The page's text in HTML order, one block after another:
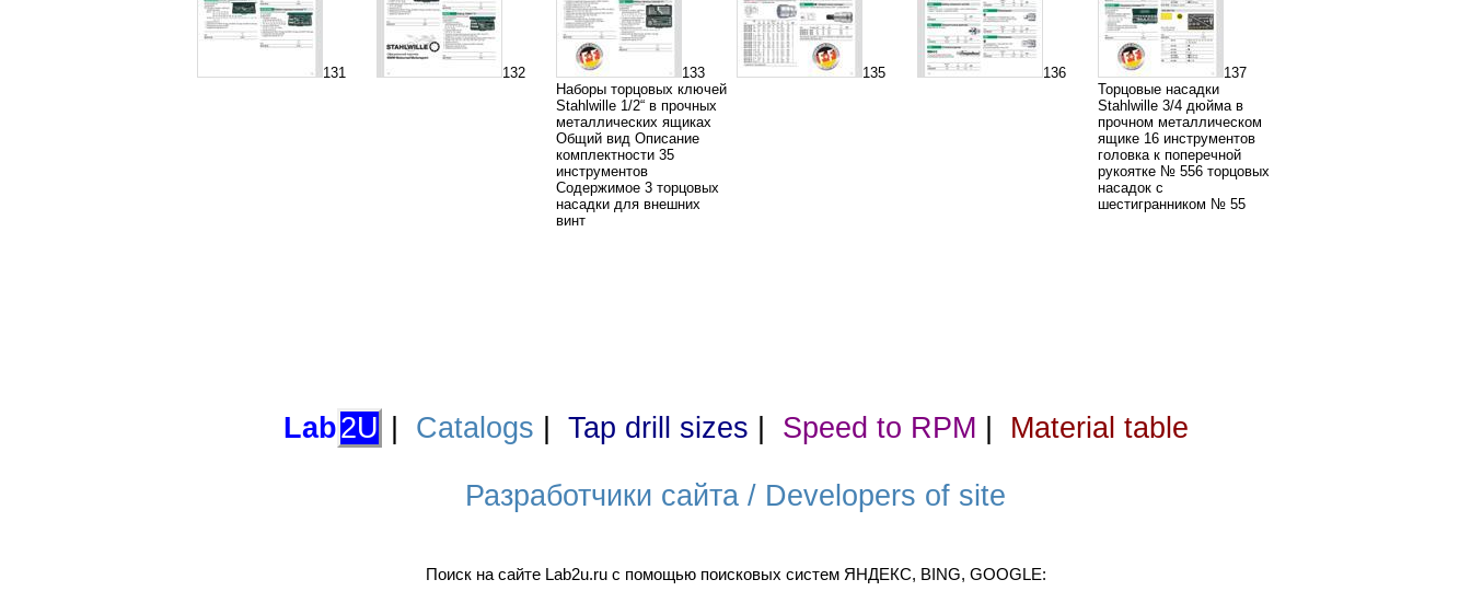
131 132
133
Наборы торцовых ключей
Stahlwille 1/2“ в прочных
металлических ящиках
Общий вид Описание
комплектности 35
инструментов
Содержимое 3 торцовых
насадки для внешних
винт
135 136
137
Торцовые насадки
Stahlwille 3/4 дюйма в
прочном металлическом
ящике 16 инструментов
головка к поперечной
рукоятке № 556 торцовых
насадок с
шестигранником № 55
Lab2U Catalogs Tap drill sizes Speed to RPM Material table
Разработчики сайта / Developers of site
Поиск на сайте Lab2u.ru с помощью поисковых систем ЯНДЕКС, BING, GOOGLE: